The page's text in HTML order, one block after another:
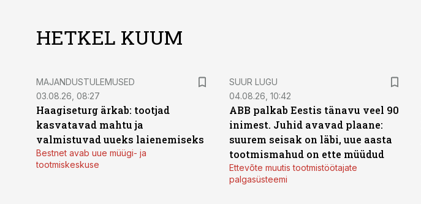
HETKEL KUUM
MAJANDUSTULEMUSED
03.08.26, 08:27
Haagiseturg ärkab: tootjad
kasvatavad mahtu ja
valmistuvad uueks laienemiseks
Bestnet avab uue müügi- ja
tootmiskeskuse
SUUR LUGU
04.08.26, 10:42
ABB palkab Eestis tänavu veel 90
inimest. Juhid avavad plaane:
suurem seisak on läbi, uue aasta
tootmismahud on ette müüdud
Ettevõte muutis tootmistöötajate
palgasüsteemi